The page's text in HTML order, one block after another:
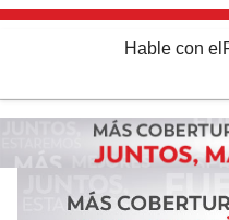
Hable con el